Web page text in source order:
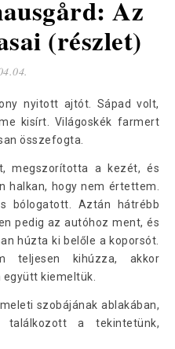
Az
(részlet)
kisírt. Világoskék farmert
összefogta.
megszorította a kezét, és
halkan, hogy nem értettem.
bólogatott. Aztán hátrébb
pedig az autóhoz ment, és
húzta ki belőle a koporsót.
teljesen kihúzza, akkor
kiemeltük.
szobájának ablakában,
a tekintetünk,